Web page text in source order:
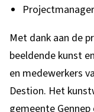
Met dank aan de
beeldende kunst
en medewerkers
Destion. Het
gemeente